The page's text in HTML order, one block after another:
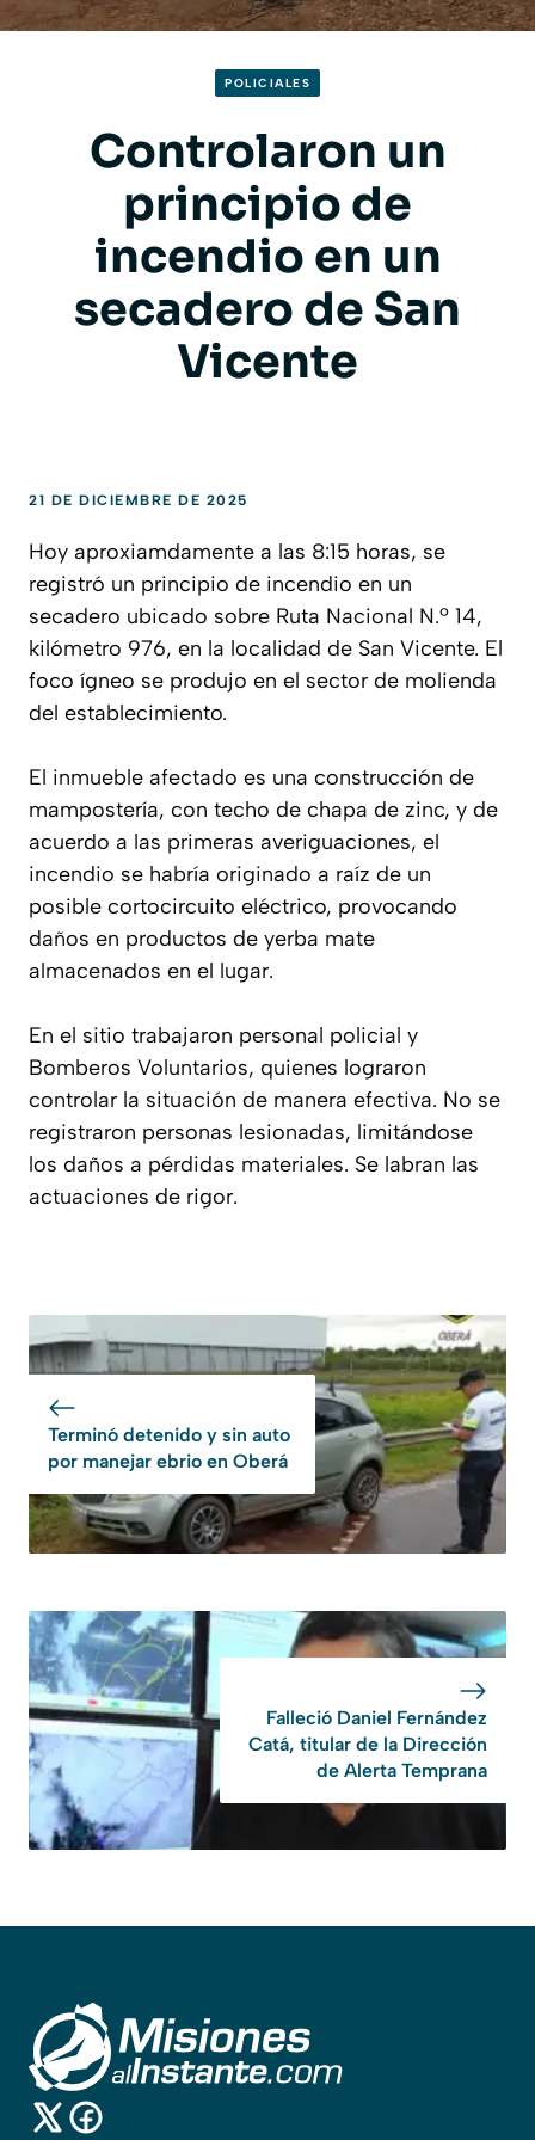
POLICIALES
Controlaron un
principio de
incendio en un
secadero de San
Vicente
21 DE DICIEMBRE DE 2025
Hoy aproxiamdamente a las 8:15 horas, se
registró un principio de incendio en un
secadero ubicado sobre Ruta Nacional N.º 14,
kilómetro 976, en la localidad de San Vicente. El
foco ígneo se produjo en el sector de molienda
del establecimiento.
El inmueble afectado es una construcción de
mampostería, con techo de chapa de zinc, y de
acuerdo a las primeras averiguaciones, el
incendio se habría originado a raíz de un
posible cortocircuito eléctrico, provocando
daños en productos de yerba mate
almacenados en el lugar.
En el sitio trabajaron personal policial y
Bomberos Voluntarios, quienes lograron
controlar la situación de manera efectiva. No se
registraron personas lesionadas, limitándose
los daños a pérdidas materiales. Se labran las
actuaciones de rigor.
Terminó detenido y sin auto
por manejar ebrio en Oberá
Falleció Daniel Fernández
Catá, titular de la Dirección
de Alerta Temprana